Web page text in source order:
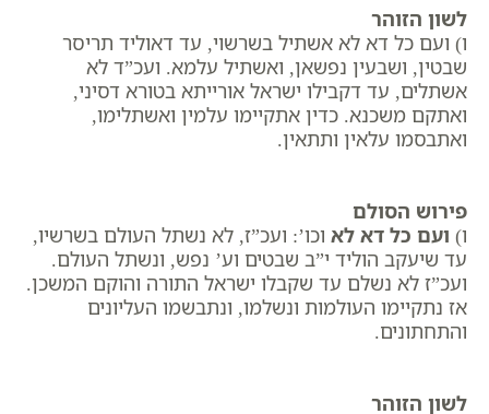
לשון הזוהר
ו) ועם כל דא לא אשתיל בשרשוי, עד דאוליד תריסר
שבטין, ושבעין נפשאן, ואשתיל עלמא. ועכ”ד לא
אשתלים, עד דקבילו ישראל אורייתא בטורא דסיני,
ואתקם משכנא. כדין אתקיימו עלמין ואשתלימו,
ואתבסמו עלאין ותתאין.
פירוש הסולם
ו) ועם כל דא לא וכו’: ועכ”ז, לא נשתל העולם בשרשיו,
עד שיעקב הוליד י”ב שבטים וע’ נפש, ונשתל העולם.
ועכ”ז לא נשלם עד שקבלו ישראל התורה והוקם המשכן.
אז נתקיימו העולמות ונשלמו, ונתבשמו העליונים
והתחתונים.
לשון הזוהר